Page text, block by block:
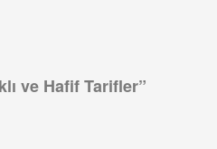
ve Hafif Tarifler”